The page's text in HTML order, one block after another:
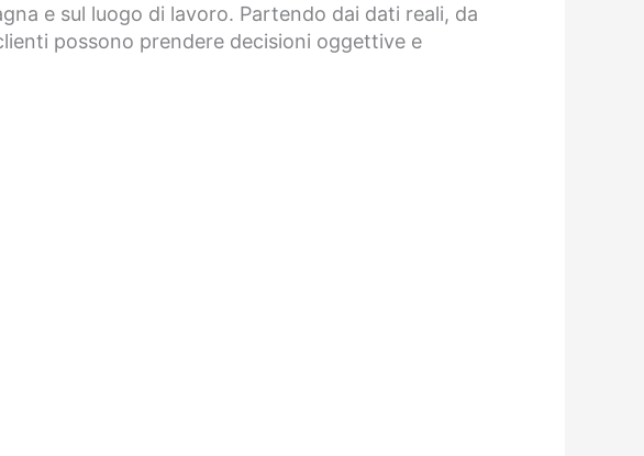
e sul luogo di lavoro. Partendo dai dati reali, da
possono prendere decisioni oggettive e